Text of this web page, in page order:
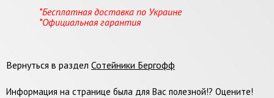
*Бесплатная доставка по Украине
*Официальная гарантия
Вернуться в раздел Сотейники Бергофф
Информация на странице была для Вас полезной!? Оцените!